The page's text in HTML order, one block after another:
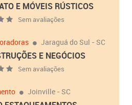
E MÓVEIS RÚSTICOS
Sem avaliações
Jaraguá do Sul - SC
E NEGÓCIOS
Sem avaliações
Joinville - SC